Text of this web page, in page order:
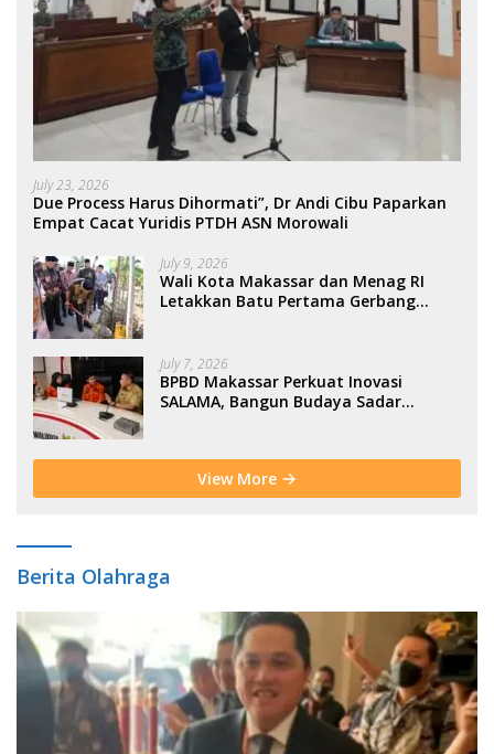
July 23, 2026
Due Process Harus Dihormati”, Dr Andi Cibu Paparkan
Empat Cacat Yuridis PTDH ASN Morowali
July 9, 2026
Wali Kota Makassar dan Menag RI
Letakkan Batu Pertama Gerbang
July 7, 2026
BPBD Makassar Perkuat Inovasi
SALAMA, Bangun Budaya Sadar
View More
Berita Olahraga